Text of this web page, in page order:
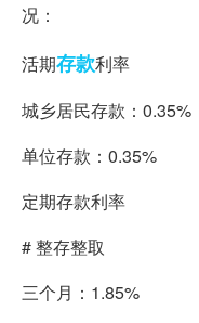
况：
活期存款利率
城乡居民存款：0.35%
单位存款：0.35%
定期存款利率
# 整存整取
三个月：1.85%